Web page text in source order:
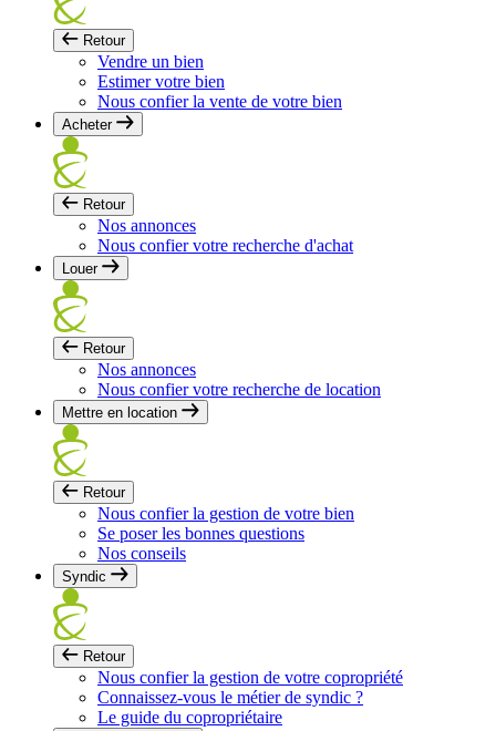
Retour
Vendre un bien
Estimer votre bien
Nous confier la vente de votre bien
Acheter
Retour
Nos annonces
Nous confier votre recherche d'achat
Louer
Retour
Nos annonces
Nous confier votre recherche de location
Mettre en location
Retour
Nous confier la gestion de votre bien
Se poser les bonnes questions
Nos conseils
Syndic
Retour
Nous confier la gestion de votre copropriété
Connaissez-vous le métier de syndic ?
Le guide du copropriétaire